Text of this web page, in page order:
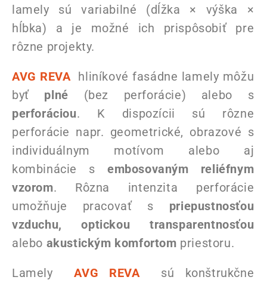
lamely sú variabilné (dĺžka × výška ×
hĺbka) a je možné ich prispôsobiť pre
rôzne projekty.
AVG REVAhliníkové fasádne lamely môžu
byť plné (bez perforácie) alebo s
perforáciou. K dispozícii sú rôzne
perforácie napr. geometrické, obrazové s
individuálnym motívom alebo aj
kombinácie s embosovaným reliéfnym
vzorom. Rôzna intenzita perforácie
umožňuje pracovať s priepustnosťou
vzduchu, optickou transparentnosťou
alebo akustickým komfortom priestoru.
Lamely AVG REVA sú konštrukčne